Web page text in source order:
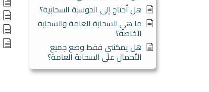
هل أحتاج إلى الحوسبة السحابية؟
ما هي السحابة العامة والسحابة
الخاصة؟
هل يمكنني فقط وضع جميع
الأحمال على السحابة العامة؟